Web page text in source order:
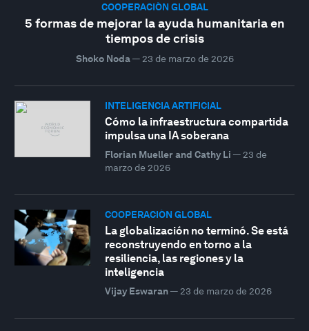
COOPERACIÓN GLOBAL
5 formas de mejorar la ayuda humanitaria en
tiempos de crisis
Shoko Noda— 23 de marzo de 2026
INTELIGENCIA ARTIFICIAL
Cómo la infraestructura compartida
impulsa una IA soberana
Florian Mueller and Cathy Li — 23 de
marzo de 2026
COOPERACIÓN GLOBAL
La globalización no terminó. Se está
reconstruyendo en torno a la
resiliencia, las regiones y la
inteligencia
Vijay Eswaran— 23 de marzo de 2026